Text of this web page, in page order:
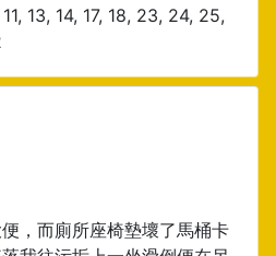
13, 14, 17, 18, 23, 24, 25,
，而廁所座椅墊壞了馬桶卡